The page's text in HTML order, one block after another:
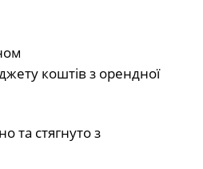
коштів з орендної
та стягнуто з